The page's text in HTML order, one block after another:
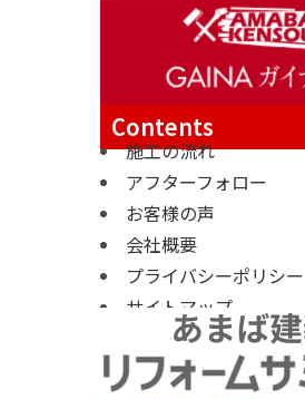
Contents
施工の流れ
アフターフォロー
お客様の声
会社概要
プライバシーポリシー
サイトマップ